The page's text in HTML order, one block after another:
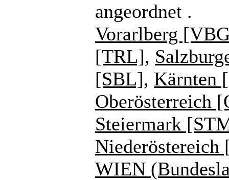
angeordnet .
Vorarlberg
[TRL],
[SBL], Kärnten
Oberösterreich
Steiermark
Niederöstereich
WIEN